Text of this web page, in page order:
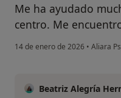
Me ha ayudado
centro. Me
14 de enero de 2026 • Aliara
Beatriz Alegría